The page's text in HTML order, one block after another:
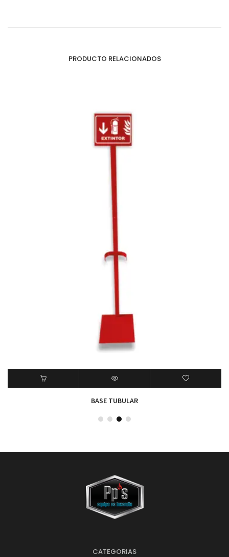
PRODUCTO RELACIONADOS
BASE TUBULAR
CATEGORIAS